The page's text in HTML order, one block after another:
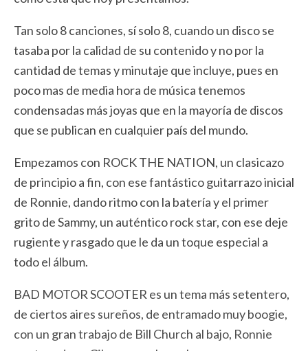
Tan solo 8 canciones, sí solo 8, cuando un disco se
tasaba por la calidad de su contenido y no por la
cantidad de temas y minutaje que incluye, pues en
poco mas de media hora de música tenemos
condensadas más joyas que en la mayoría de discos
que se publican en cualquier país del mundo.
Empezamos con ROCK THE NATION, un clasicazo
de principio a fin, con ese fantástico guitarrazo inicial
de Ronnie, dando ritmo con la batería y el primer
grito de Sammy, un auténtico rock star, con ese deje
rugiente y rasgado que le da un toque especial a
todo el álbum.
BAD MOTOR SCOOTER es un tema más setentero,
de ciertos aires sureños, de entramado muy boogie,
con un gran trabajo de Bill Church al bajo, Ronnie